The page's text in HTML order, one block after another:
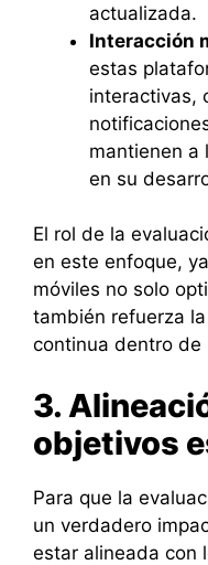
actualizada.
Interacción
estas
interactivas,
mantienen a
en su
El rol de la
en este enfoque,
móviles no solo
también refuerza
continua dentro de
3.
objetivos
Para que la
un verdadero
estar alineada con